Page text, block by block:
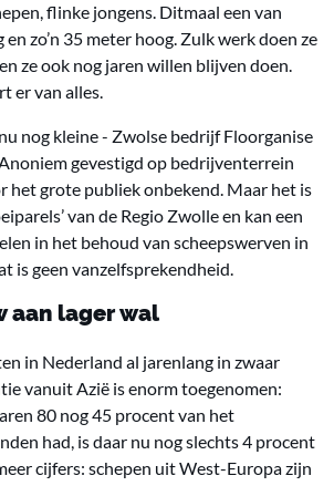
flinke jongens. Ditmaal een van
zo’n 35 meter hoog. Zulk werk doen ze
ze ook nog jaren willen blijven doen.
er van alles.
nog kleine - Zwolse bedrijf Floorganise
gevestigd op bedrijventerrein
het grote publiek onbekend. Maar het is
van de Regio Zwolle en kan een
in het behoud van scheepswerven in
is geen vanzelfsprekendheid.
aan lager wal
in Nederland al jarenlang in zwaar
vanuit Azië is enorm toegenomen:
80 nog 45 procent van het
had, is daar nu nog slechts 4 procent
cijfers: schepen uit West-Europa zijn